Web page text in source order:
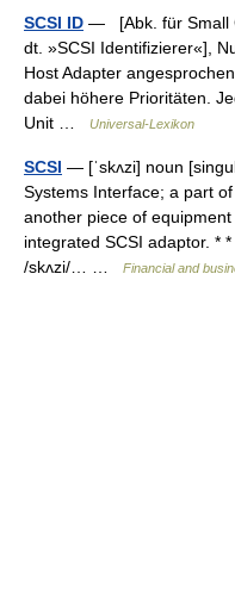
SCSI ID — [Abk. für Small
dt. »SCSI Identifizierer«],
Host Adapter
dabei höhere Prioritäten.
Unit …
Universal-Lexikon
SCSI — [ˈskʌzi] noun
Systems Interface; a part
another piece of
integrated SCSI adaptor. * *
/skʌzi/… …
Financial and